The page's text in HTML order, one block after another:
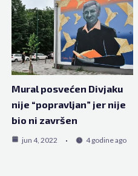
Mural posvećen Divjaku
nije “popravljan” jer nije
bio ni završen
jun 4, 2022 4 godine ago